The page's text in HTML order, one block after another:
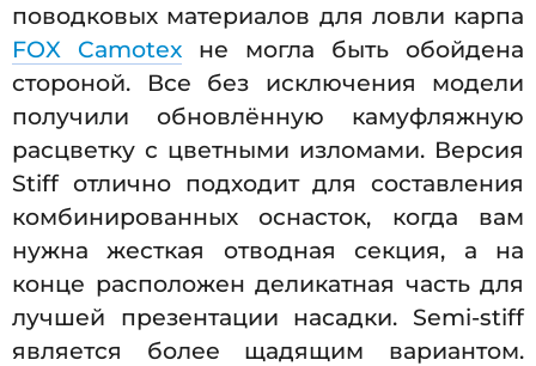
поводковых материалов для ловли карпа
FOX Camotex не могла быть обойдена
стороной. Все без исключения модели
получили обновлённую камуфляжную
расцветку с цветными изломами. Версия
Stiff отлично подходит для составления
комбинированных оснасток, когда вам
нужна жесткая отводная секция, а на
конце расположен деликатная часть для
лучшей презентации насадки. Semi-stiff
является более щадящим вариантом.